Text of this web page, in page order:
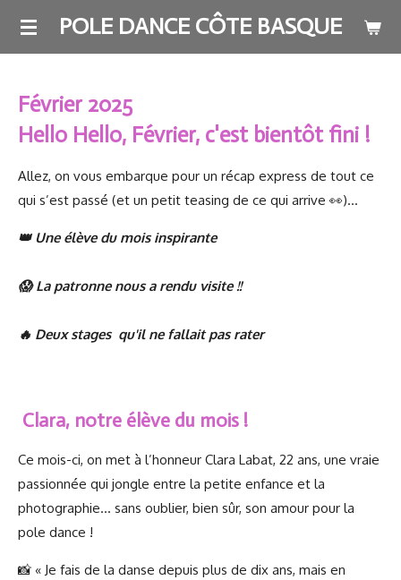
Passer
principal
POLE DANCE CÔTE BASQUE
Février 2025
Hello Hello, Février, c'est bientôt fini !
Allez, on vous embarque pour un récap express de tout ce
qui s’est passé (et un petit teasing de ce qui arrive 👀)…
👑 Une élève du mois inspirante
😱 La patronne nous a rendu visite !!
🔥 Deux stages qu'il ne fallait pas rater
Clara, notre élève du mois !
Ce mois-ci, on met à l’honneur Clara Labat, 22 ans, une vraie
passionnée qui jongle entre la petite enfance et la
photographie… sans oublier, bien sûr, son amour pour la
pole dance !
📸 « Je fais de la danse depuis plus de dix ans, mais en